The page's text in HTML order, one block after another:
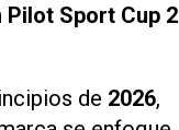
Pilot Sport Cup 2
de 2026,